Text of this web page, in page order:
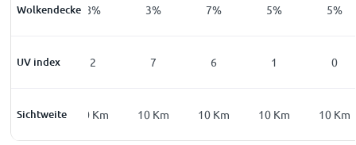
Wolkendecke
24% 8% 3% 7% 5% 5%
UV index
0 2 7 6 1 0
Sichtweite
10Km 10 Km 10 Km 10 Km 10 Km 10 Km